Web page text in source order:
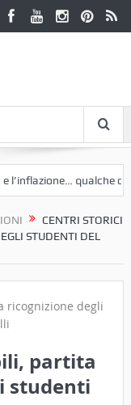
qualche
CENTRI STORICI
STUDENTI DEL
partita
studenti